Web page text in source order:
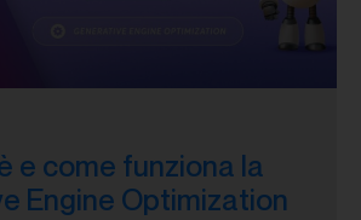
e come funziona la
Engine Optimization